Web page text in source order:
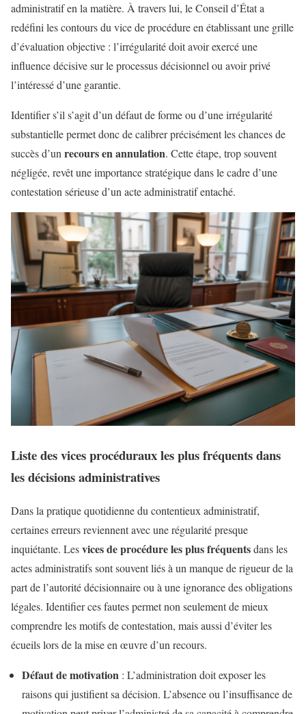
administratif en la matière. À travers lui, le Conseil d’État a
redéfini les contours du vice de procédure en établissant une grille
d’évaluation objective : l’irrégularité doit avoir exercé une
influence décisive sur le processus décisionnel ou avoir privé
l’intéressé d’une garantie.
Identifier s’il s’agit d’un défaut de forme ou d’une irrégularité
substantielle permet donc de calibrer précisément les chances de
succès d’un recours en annulation. Cette étape, trop souvent
négligée, revêt une importance stratégique dans le cadre d’une
contestation sérieuse d’un acte administratif entaché.
Liste des vices procéduraux les plus fréquents dans
les décisions administratives
Dans la pratique quotidienne du contentieux administratif,
certaines erreurs reviennent avec une régularité presque
inquiétante. Lesvices de procédure les plus fréquentsdans les
actes administratifs sont souvent liés à un manque de rigueur de la
part de l’autorité décisionnaire ou à une ignorance des obligations
légales. Identifier ces fautes permet non seulement de mieux
comprendre les motifs de contestation, mais aussi d’éviter les
écueils lors de la mise en œuvre d’un recours.
Défaut de motivation : L’administration doit exposer les
raisons qui justifient sa décision. L’absence ou l’insuffisance de